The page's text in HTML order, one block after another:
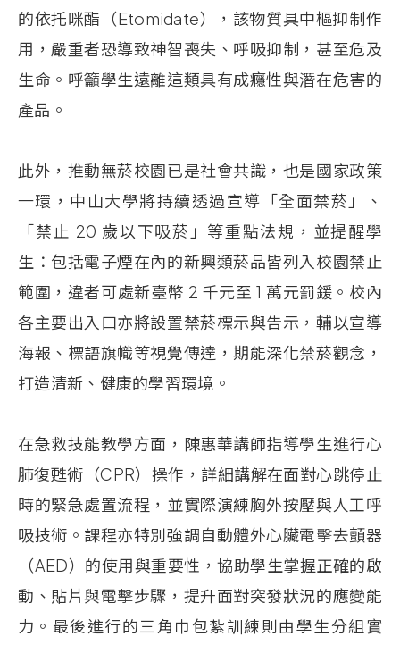
的依托咪酯（Etomidate），該物質具中樞抑制作
用，嚴重者恐導致神智喪失、呼吸抑制，甚至危及
生命。呼籲學生遠離這類具有成癮性與潛在危害的
產品。
此外，推動無菸校園已是社會共識，也是國家政策
一環，中山大學將持續透過宣導「全面禁菸」、
「禁止 20 歲以下吸菸」等重點法規，並提醒學
生：包括電子煙在內的新興類菸品皆列入校園禁止
範圍，違者可處新臺幣 2 千元至 1 萬元罰鍰。校內
各主要出入口亦將設置禁菸標示與告示，輔以宣導
海報、標語旗幟等視覺傳達，期能深化禁菸觀念，
打造清新、健康的學習環境。
在急救技能教學方面，陳惠華講師指導學生進行心
肺復甦術（CPR）操作，詳細講解在面對心跳停止
時的緊急處置流程，並實際演練胸外按壓與人工呼
吸技術。課程亦特別強調自動體外心臟電擊去顫器
（AED）的使用與重要性，協助學生掌握正確的啟
動、貼片與電擊步驟，提升面對突發狀況的應變能
力。最後進行的三角巾包紮訓練則由學生分組實